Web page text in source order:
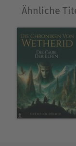
und arbeitet
"Fantasy und
damit kann
Facette des
Ähnliche